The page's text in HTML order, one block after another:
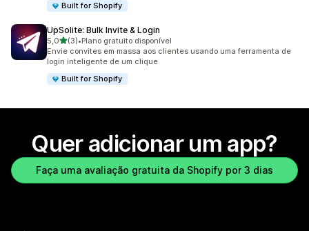
Built for Shopify
UpSolite: Bulk Invite & Login
5,0de 5 estrelas
(3)
3 avaliações ao todo
•Plano gratuito disponível
Envie convites em massa aos clientes usando uma ferramenta de
login inteligente de um clique
Built for Shopify
Quer adicionar um app?
Faça uma avaliação gratuita da Shopify por 3 dias